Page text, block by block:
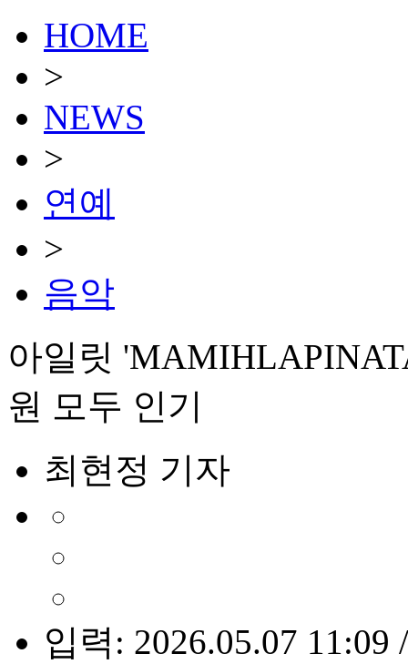
HOME
>
NEWS
>
연예
>
음악
아일릿
원 모두 인기
최현정 기자
입력: 2026.05.07 11:09